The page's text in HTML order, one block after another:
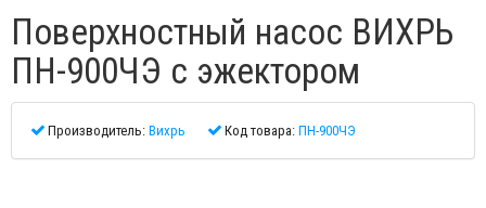
Поверхностный насос ВИХРЬ
ПН-900ЧЭ с эжектором
Производитель: Вихрь Код товара: ПН-900ЧЭ